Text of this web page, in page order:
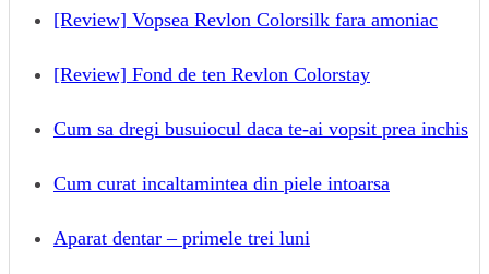
[Review] Vopsea Revlon Colorsilk fara amoniac
[Review] Fond de ten Revlon Colorstay
Cum sa dregi busuiocul daca te-ai vopsit prea inchis
Cum curat incaltamintea din piele intoarsa
Aparat dentar – primele trei luni